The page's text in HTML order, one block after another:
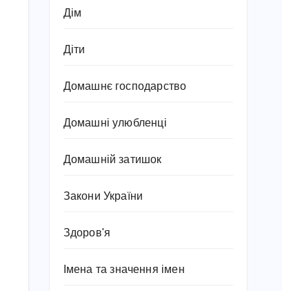
Дім
Діти
Домашнє господарство
Домашні улюбленці
Домашній затишок
Закони України
Здоров'я
Імена та значення імен